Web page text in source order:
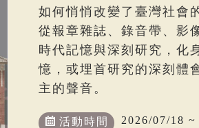
如何悄悄改變了臺灣社會
從報章雜誌、錄音帶、影
時代記憶與深刻研究，化
憶，或埋首研究的深刻體
主的聲音。
活動時間 2026/07/18 ~